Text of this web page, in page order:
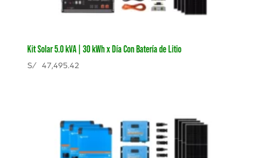
Kit Solar 5.0 kVA | 30 kWh x Día Con Batería de Litio
S/47,495.42